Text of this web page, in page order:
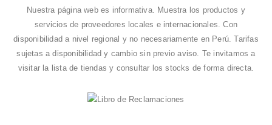
Nuestra página web es informativa. Muestra los productos y
servicios de proveedores locales e internacionales. Con
disponibilidad a nivel regional y no necesariamente en Perú. Tarifas
sujetas a disponibilidad y cambio sin previo aviso. Te invitamos a
visitar la lista de tiendas y consultar los stocks de forma directa.